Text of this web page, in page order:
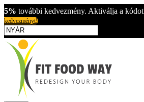
5% további kedvezmény. Aktiválja a kódot
kedvezményt!